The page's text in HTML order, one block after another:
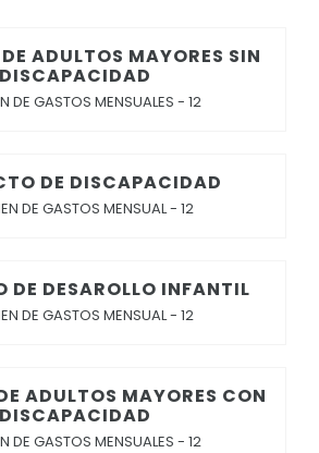
y Ordenamiento Territorial -
Anual - POA
y balances
ADULTOS MAYORES SIN
DISCAPACIDAD
DE GASTOS MENSUALES - 12
DE DISCAPACIDAD
DE GASTOS MENSUAL - 12
DE DESAROLLO INFANTIL
DE GASTOS MENSUAL - 12
ADULTOS MAYORES CON
DISCAPACIDAD
DE GASTOS MENSUALES - 12